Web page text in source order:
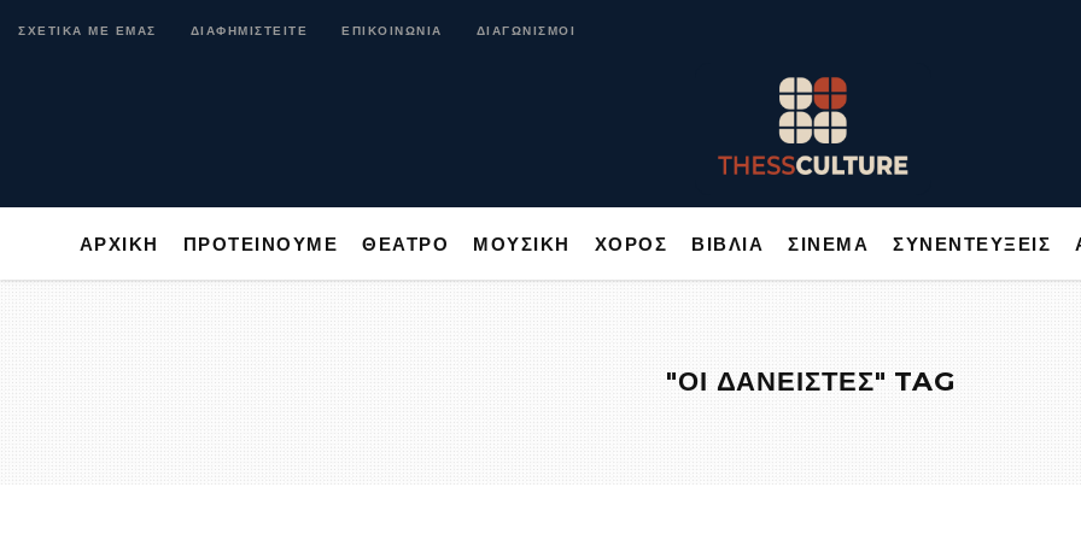
ΣΧΕΤΙΚΑ ΜΕ ΕΜΑΣ ΔΙΑΦΗΜΙΣΤΕΙΤΕ ΕΠΙΚΟΙΝΩΝΙΑ ΔΙΑΓΩΝΙΣΜΟΙ
ΑΡΧΙΚΗ ΠΡΟΤΕΙΝΟΥΜΕ ΘΕΑΤΡΟ ΜΟΥΣΙΚΗ ΧΟΡΟΣ ΒΙΒΛΙΑ ΣΙΝΕΜΑ ΣΥΝΕΝΤΕΥΞΕΙΣ
ΑΡΧΙΚΗ ΠΡΟΤΕΙΝΟΥΜΕ ΘΕΑΤΡΟ ΜΟΥΣΙΚΗ
"ΟΙ ΔΑΝΕΙΣΤΕΣ" TAG